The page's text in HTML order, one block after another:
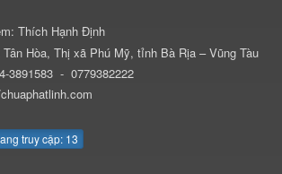
Thích Hạnh Định
Tân Hòa, Thị xã Phú Mỹ, tỉnh Bà Rịa – Vũng Tàu
3891583 - 0779382222
truy cập: 13